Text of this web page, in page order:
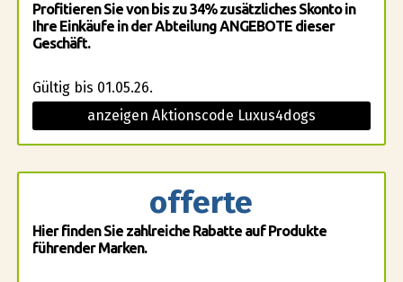
Profitieren Sie von bis zu 34% zusätzliches Skonto in
Ihre Einkäufe in der Abteilung ANGEBOTE dieser
Geschäft.
Gültig bis 01.05.26.
anzeigen Aktionscode Luxus4dogs
offerte
Hier finden Sie zahlreiche Rabatte auf Produkte
führender Marken.